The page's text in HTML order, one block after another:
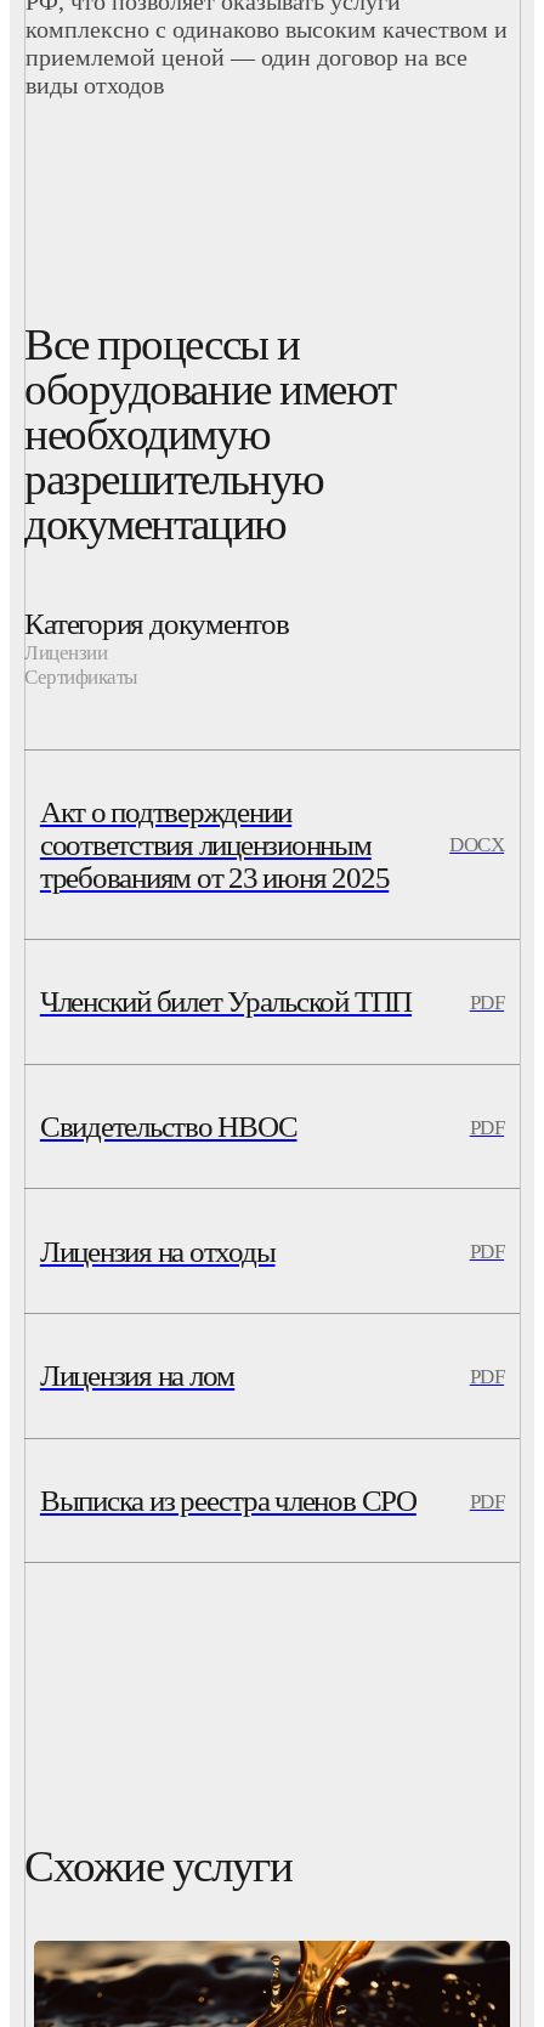
комплексно с одинаково высоким качеством и
приемлемой ценой — один договор на все
виды отходов
Все процессы и
оборудование имеют
необходимую
разрешительную
документацию
Категория документов
Лицензии
Сертификаты
Акт о подтверждении
соответствия лицензионным
требованиям от 23 июня 2025
DOCX
Членский билет Уральской ТПП PDF
Свидетельство НВОС PDF
Лицензия на отходы PDF
Лицензия на лом PDF
Выписка из реестра членов СРО PDF
Схожие услуги